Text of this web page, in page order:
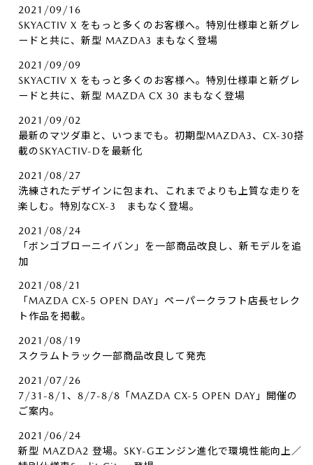
2021/09/16
SKYACTIV X をもっと多くのお客様へ。特別仕様車と新グレ
ードと共に、新型 MAZDA3 まもなく登場
2021/09/09
SKYACTIV X をもっと多くのお客様へ。特別仕様車と新グレ
ードと共に、新型 MAZDA CX 30 まもなく登場
2021/09/02
最新のマツダ車と、いつまでも。初期型MAZDA3、CX-30搭
載のSKYACTIV-Dを最新化
2021/08/27
洗練されたデザインに包まれ、これまでよりも上質な走りを
楽しむ。特別なCX-3 まもなく登場。
2021/08/24
「ボンゴブローニイバン」を一部商品改良し、新モデルを追
加
2021/08/21
「MAZDA CX-5 OPEN DAY」ペーパークラフト店長セレク
ト作品を掲載。
2021/08/19
スクラムトラック一部商品改良して発売
2021/07/26
7/31-8/1、8/7-8/8「MAZDA CX-5 OPEN DAY」開催の
ご案内。
2021/06/24
新型 MAZDA2 登場。SKY-Gエンジン進化で環境性能向上／